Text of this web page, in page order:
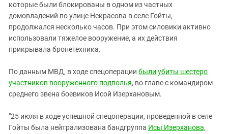
которые были блокированы в одном из частных
домовладений по улице Некрасова в селе Гойты,
продолжался несколько часов. При этом силовики активно
использовали тяжелое вооружение, а их действия
прикрывала бронетехника.
По данным МВД, в ходе спецоперации были убиты шестеро
участников вооруженного подполья, во главе с командиром
среднего звена боевиков Исой Изерхановым.
"25 июля в ходе успешной спецоперации, проведенной в селе
Гойты была нейтрализована бандгруппа Исы Изерханова,